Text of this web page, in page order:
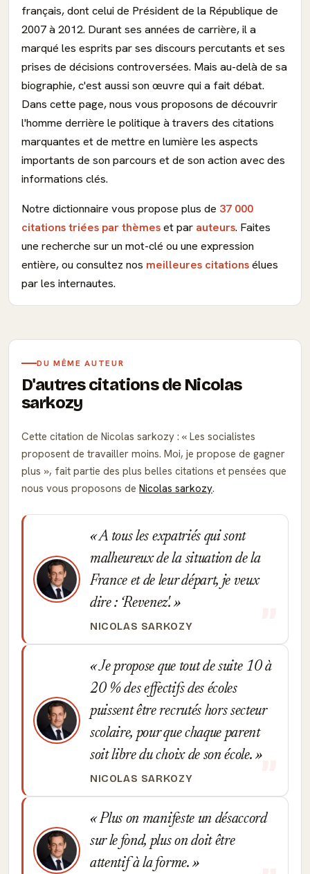
français, dont celui de Président de la République de
2007 à 2012. Durant ses années de carrière, il a
marqué les esprits par ses discours percutants et ses
prises de décisions controversées. Mais au-delà de sa
biographie, c'est aussi son œuvre qui a fait débat.
Dans cette page, nous vous proposons de découvrir
l'homme derrière le politique à travers des citations
marquantes et de mettre en lumière les aspects
importants de son parcours et de son action avec des
informations clés.
Notre dictionnaire vous propose plus de 37 000
citations triées par thèmeset par auteurs. Faites
une recherche sur un mot-clé ou une expression
entière, ou consultez nos meilleures citationsélues
par les internautes.
DU MÊME AUTEUR
D'autres citations de Nicolas
sarkozy
Cette citation de Nicolas sarkozy :
Les socialistes
proposent de travailler moins. Moi, je propose de gagner
plus
, fait partie des plus belles citations et pensées que
nous vous proposons de Nicolas sarkozy.
A tous les expatriés qui sont
malheureux de la situation de la
France et de leur départ, je veux
dire : ‘Revenez'.
NICOLAS SARKOZY
Je propose que tout de suite 10 à
20 % des effectifs des écoles
puissent être recrutés hors secteur
scolaire, pour que chaque parent
soit libre du choix de son école.
NICOLAS SARKOZY
Plus on manifeste un désaccord
sur le fond, plus on doit être
attentif à la forme.